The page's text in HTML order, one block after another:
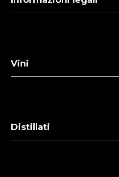
Vini
Distillati